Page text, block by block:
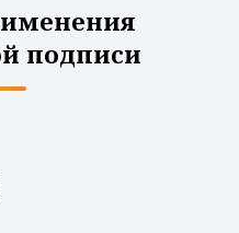
подписи